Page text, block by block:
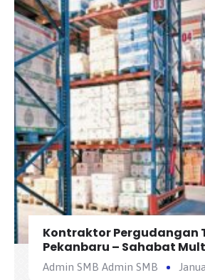
Kontraktor Pergudangan
Pekanbaru – Sahabat
Admin SMB Admin SMB